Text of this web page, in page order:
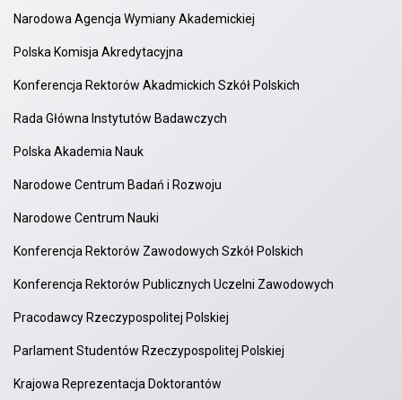
Narodowa Agencja Wymiany Akademickiej
Polska Komisja Akredytacyjna
Konferencja Rektorów Akadmickich Szkół Polskich
Rada Główna Instytutów Badawczych
Polska Akademia Nauk
Narodowe Centrum Badań i Rozwoju
Narodowe Centrum Nauki
Konferencja Rektorów Zawodowych Szkół Polskich
Konferencja Rektorów Publicznych Uczelni Zawodowych
Pracodawcy Rzeczypospolitej Polskiej
Parlament Studentów Rzeczypospolitej Polskiej
Krajowa Reprezentacja Doktorantów